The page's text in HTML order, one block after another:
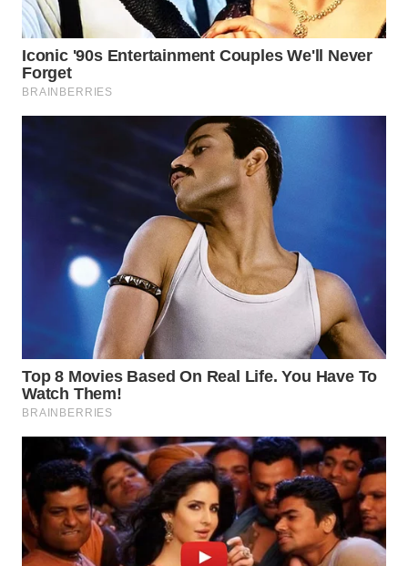
Wahana
Media
Group
WAHANA
WAHANA
ADVOKAT
WAHANA
INFRASTRUKTUR
WAHANA
KONSUMEN
WAHANA
LISTRIK
WAHANA
TRAVEL